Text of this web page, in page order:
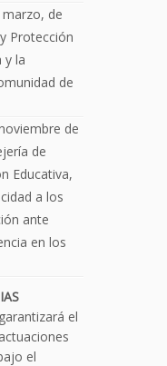
de
Protección
y la
de
de
de
Educativa,
a los
ante
en los
el
el